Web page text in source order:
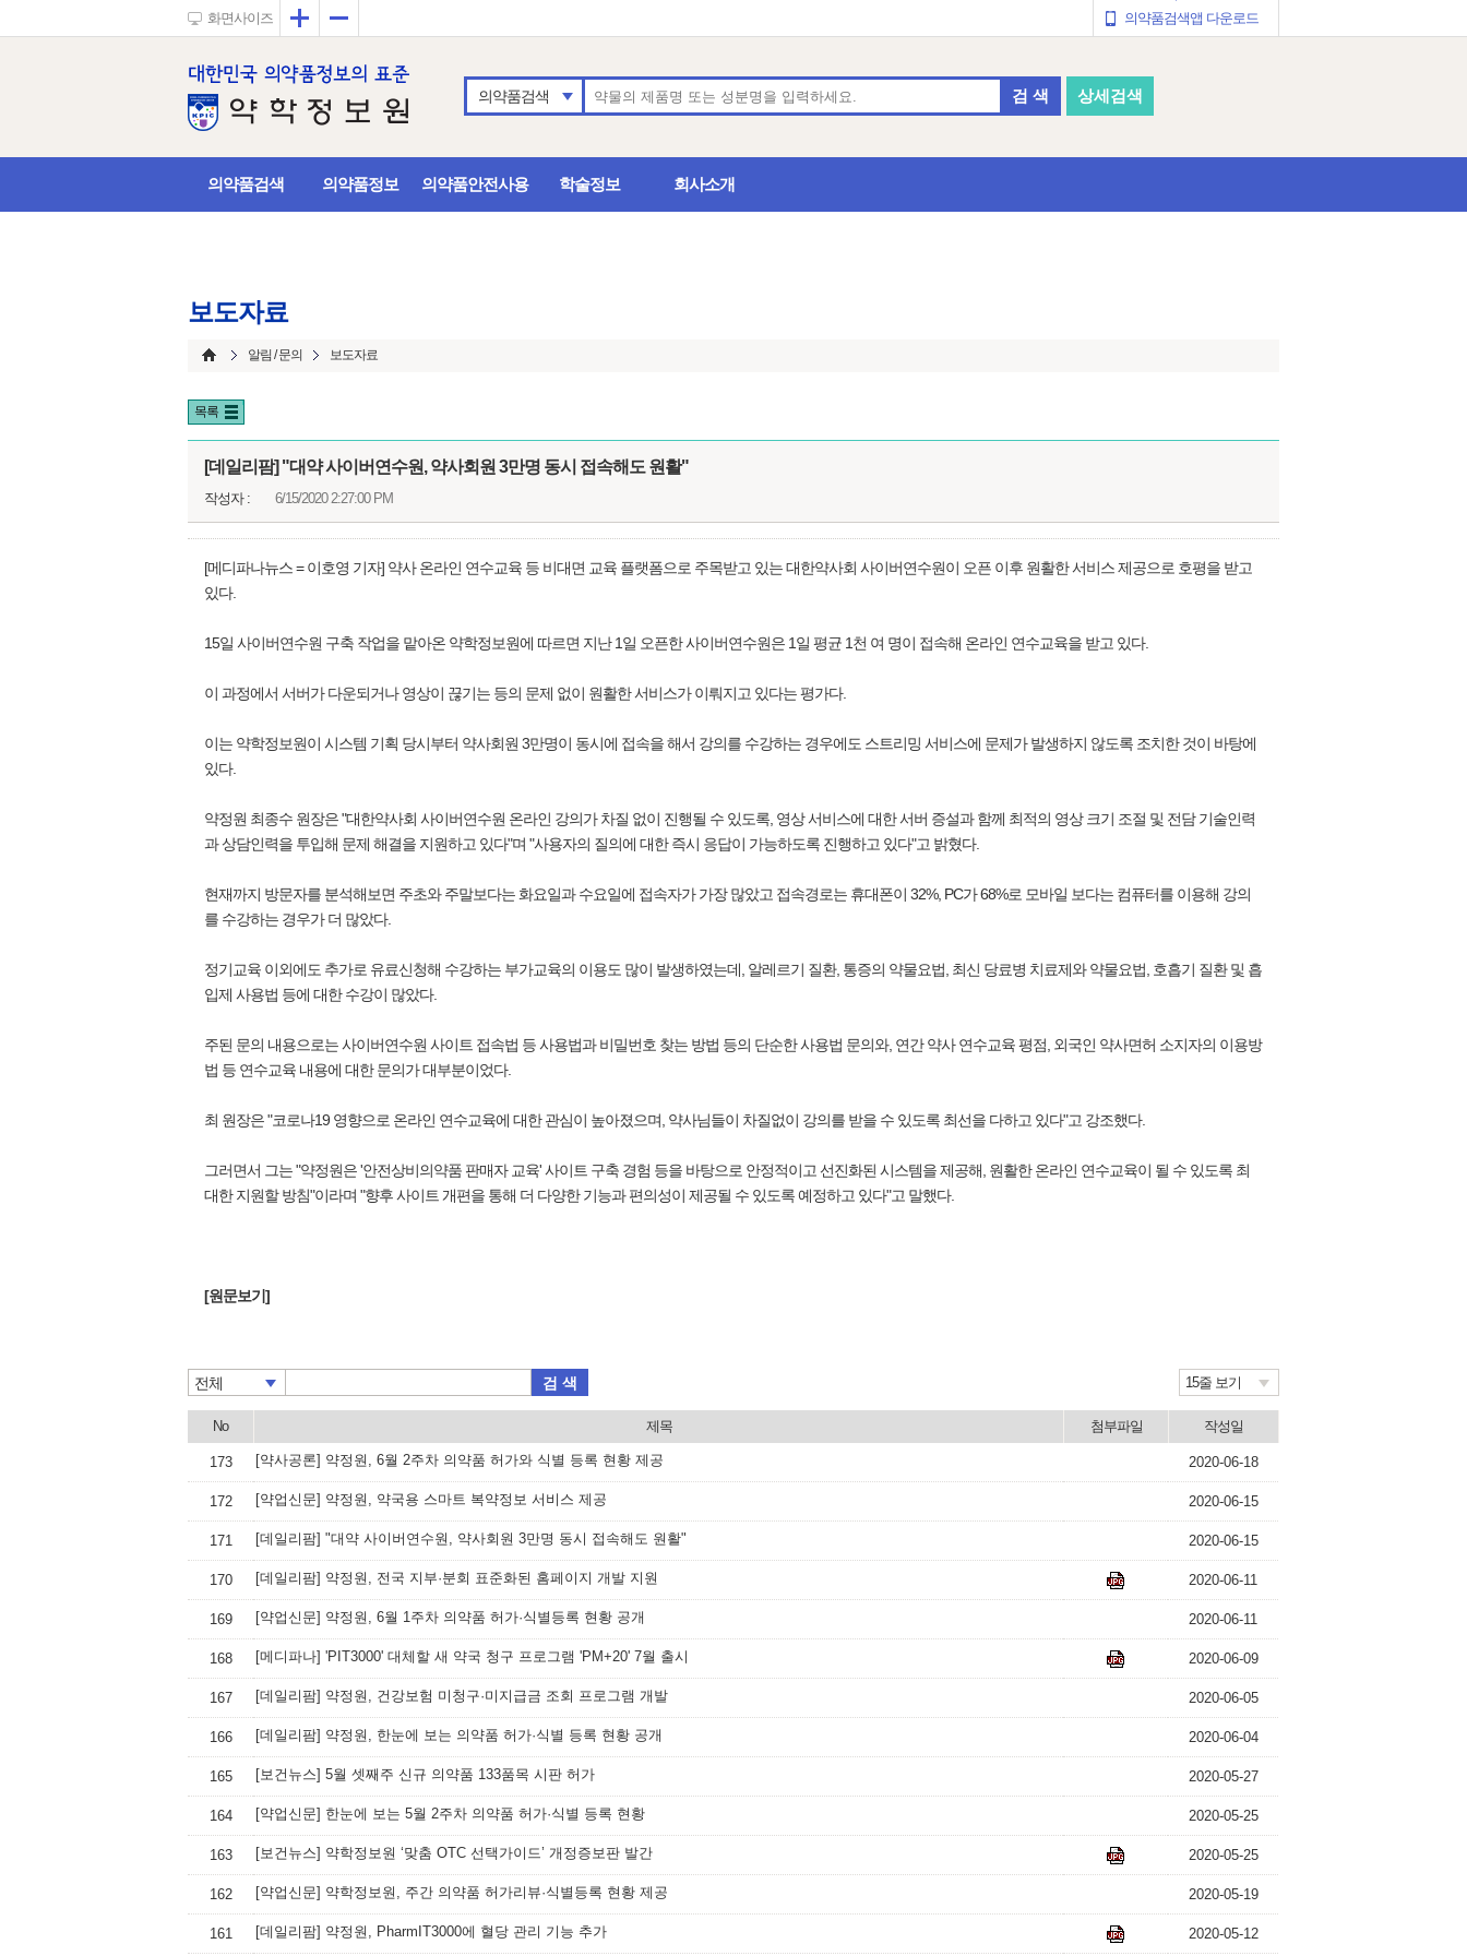
화면사이즈 확대 의약품검색앱 다운로드
의약품검색 검 색 상세검색
의약품검색 의약품정보 의약품안전사용 학술정보 회사소개
보도자료
알림 / 문의 보도자료
목록
[데일리팜] "대약 사이버연수원, 약사회원 3만명 동시 접속해도 원활"
작성자 : 6/15/2020 2:27:00 PM
[메디파나뉴스 = 이호영 기자] 약사 온라인 연수교육 등 비대면 교육 플랫폼으로 주목받고 있는 대한약사회 사이버연수원이 오픈 이후 원활한 서비스 제공으로 호평을 받고
있다.
15일 사이버연수원 구축 작업을 맡아온 약학정보원에 따르면 지난 1일 오픈한 사이버연수원은 1일 평균 1천 여 명이 접속해 온라인 연수교육을 받고 있다.
이 과정에서 서버가 다운되거나 영상이 끊기는 등의 문제 없이 원활한 서비스가 이뤄지고 있다는 평가다.
이는 약학정보원이 시스템 기획 당시부터 약사회원 3만명이 동시에 접속을 해서 강의를 수강하는 경우에도 스트리밍 서비스에 문제가 발생하지 않도록 조치한 것이 바탕에
있다.
약정원 최종수 원장은 "대한약사회 사이버연수원 온라인 강의가 차질 없이 진행될 수 있도록, 영상 서비스에 대한 서버 증설과 함께 최적의 영상 크기 조절 및 전담 기술인력
과 상담인력을 투입해 문제 해결을 지원하고 있다"며 "사용자의 질의에 대한 즉시 응답이 가능하도록 진행하고 있다"고 밝혔다.
현재까지 방문자를 분석해보면 주초와 주말보다는 화요일과 수요일에 접속자가 가장 많았고 접속경로는 휴대폰이 32%, PC가 68%로 모바일 보다는 컴퓨터를 이용해 강의
를 수강하는 경우가 더 많았다.
정기교육 이외에도 추가로 유료신청해 수강하는 부가교육의 이용도 많이 발생하였는데, 알레르기 질환, 통증의 약물요법, 최신 당료병 치료제와 약물요법, 호흡기 질환 및 흡
입제 사용법 등에 대한 수강이 많았다.
주된 문의 내용으로는 사이버연수원 사이트 접속법 등 사용법과 비밀번호 찾는 방법 등의 단순한 사용법 문의와, 연간 약사 연수교육 평점, 외국인 약사면허 소지자의 이용방
법 등 연수교육 내용에 대한 문의가 대부분이었다.
최 원장은 "코로나19 영향으로 온라인 연수교육에 대한 관심이 높아졌으며, 약사님들이 차질없이 강의를 받을 수 있도록 최선을 다하고 있다"고 강조했다.
그러면서 그는 "약정원은 '안전상비의약품 판매자 교육' 사이트 구축 경험 등을 바탕으로 안정적이고 선진화된 시스템을 제공해, 원활한 온라인 연수교육이 될 수 있도록 최
대한 지원할 방침"이라며 "향후 사이트 개편을 통해 더 다양한 기능과 편의성이 제공될 수 있도록 예정하고 있다"고 말했다.
[원문보기]
전체 검 색 15줄 보기
No 제목 첨부파일 작성일
173 [약사공론] 약정원, 6월 2주차 의약품 허가와 식별 등록 현황 제공 2020-06-18
172 [약업신문] 약정원, 약국용 스마트 복약정보 서비스 제공 2020-06-15
171 [데일리팜] "대약 사이버연수원, 약사회원 3만명 동시 접속해도 원활" 2020-06-15
170 [데일리팜] 약정원, 전국 지부·분회 표준화된 홈페이지 개발 지원 2020-06-11
169 [약업신문] 약정원, 6월 1주차 의약품 허가·식별등록 현황 공개 2020-06-11
168 [메디파나] 'PIT3000' 대체할 새 약국 청구 프로그램 'PM+20' 7월 출시 2020-06-09
167 [데일리팜] 약정원, 건강보험 미청구·미지급금 조회 프로그램 개발 2020-06-05
166 [데일리팜] 약정원, 한눈에 보는 의약품 허가·식별 등록 현황 공개 2020-06-04
165 [보건뉴스] 5월 셋째주 신규 의약품 133품목 시판 허가 2020-05-27
164 [약업신문] 한눈에 보는 5월 2주차 의약품 허가·식별 등록 현황 2020-05-25
163 [보건뉴스] 약학정보원 ‘맞춤 OTC 선택가이드’ 개정증보판 발간 2020-05-25
162 [약업신문] 약학정보원, 주간 의약품 허가리뷰·식별등록 현황 제공 2020-05-19
161 [데일리팜] 약정원, PharmIT3000에 혈당 관리 기능 추가 2020-05-12